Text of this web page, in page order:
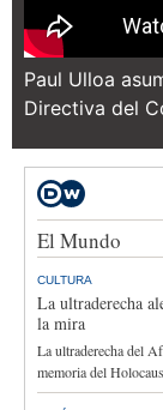
Paul Ulloa
Directiva del